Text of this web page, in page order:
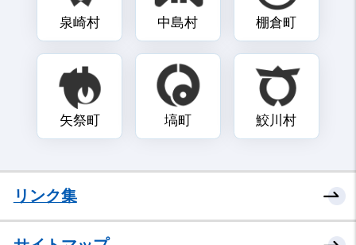
泉崎村 中島村 棚倉町
矢祭町 塙町 鮫川村
リンク集